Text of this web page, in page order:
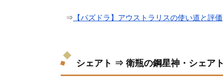
⇒ 【パズドラ】アウストラリスの使い道と評価
シェアト ⇒ 衛瓶の鋼星神・シェアト